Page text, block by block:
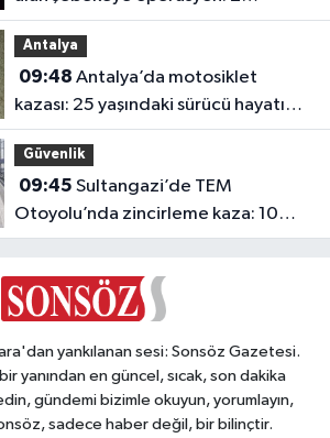
tutuklama
Antalya
09:48
kazası: 25 yaşındaki sürücü hayatını
kaybetti
Güvenlik
09:45
Otoyolu’nda zincirleme kaza: 10
araç birbirine girdi
yankılanan sesi: Sonsöz Gazetesi.
yanından en güncel, sıcak, son dakika
gündemi bizimle okuyun, yorumlayın,
sadece haber değil, bir bilinçtir.